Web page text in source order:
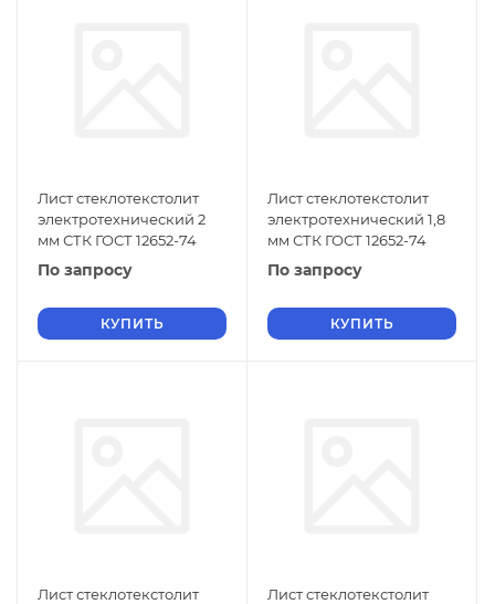
Лист стеклотекстолит
электротехнический 2
мм СТК ГОСТ 12652-74
По запросу
КУПИТЬ
Лист стеклотекстолит
электротехнический 1,8
мм СТК ГОСТ 12652-74
По запросу
КУПИТЬ
Лист стеклотекстолит
Лист стеклотекстолит